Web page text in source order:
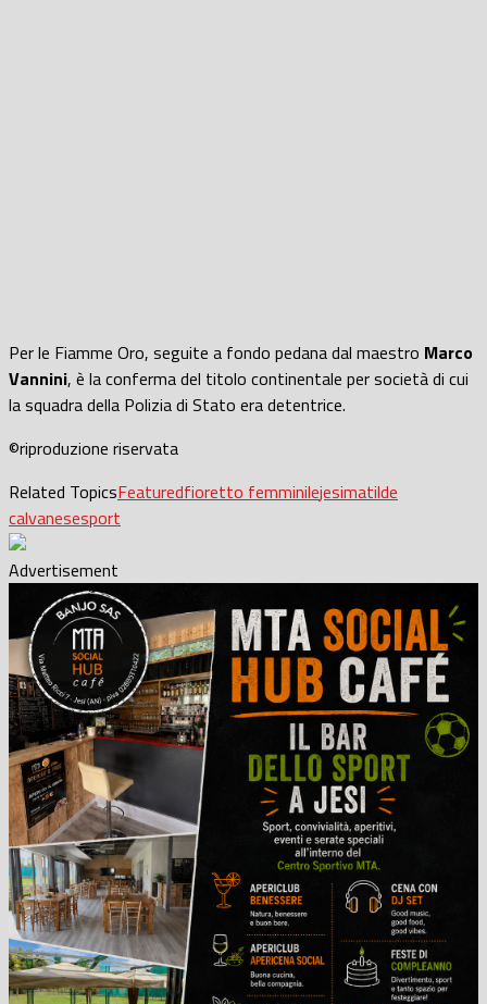
Per le Fiamme Oro, seguite a fondo pedana dal maestro Marco
Vannini, è la conferma del titolo continentale per società di cui
la squadra della Polizia di Stato era detentrice.
©riproduzione riservata
Related TopicsFeaturedfioretto femminilejesimatilde
calvanesesport
Advertisement